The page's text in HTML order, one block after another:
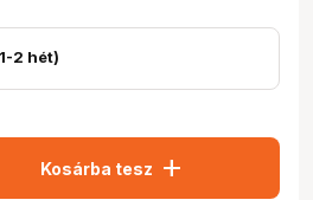
2 hét)
Kosárba tesz add